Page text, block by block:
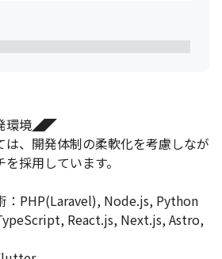
環境◢◤
、開発体制の柔軟化を考慮しなが
採用しています。
：PHP(Laravel), Node.js, Python
React.js, Next.js, Astro,